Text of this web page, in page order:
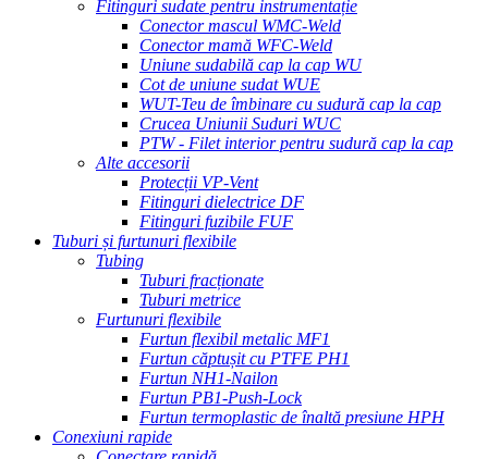
Fitinguri sudate pentru instrumentație
Conector mascul WMC-Weld
Conector mamă WFC-Weld
Uniune sudabilă cap la cap WU
Cot de uniune sudat WUE
WUT-Teu de îmbinare cu sudură cap la cap
Crucea Uniunii Suduri WUC
PTW - Filet interior pentru sudură cap la cap
Alte accesorii
Protecții VP-Vent
Fitinguri dielectrice DF
Fitinguri fuzibile FUF
Tuburi și furtunuri flexibile
Tubing
Tuburi fracționate
Tuburi metrice
Furtunuri flexibile
Furtun flexibil metalic MF1
Furtun căptușit cu PTFE PH1
Furtun NH1-Nailon
Furtun PB1-Push-Lock
Furtun termoplastic de înaltă presiune HPH
Conexiuni rapide